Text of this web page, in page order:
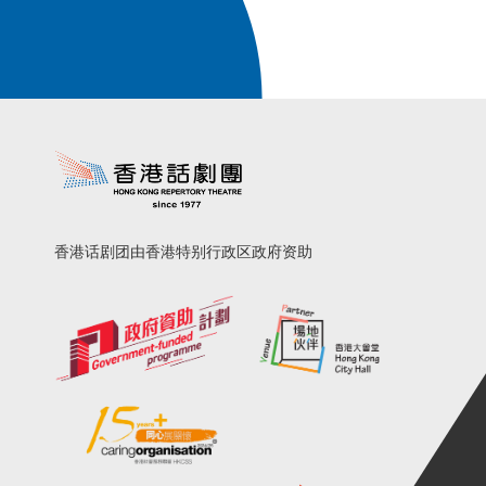
香港话剧团由香港特别行政区政府资助